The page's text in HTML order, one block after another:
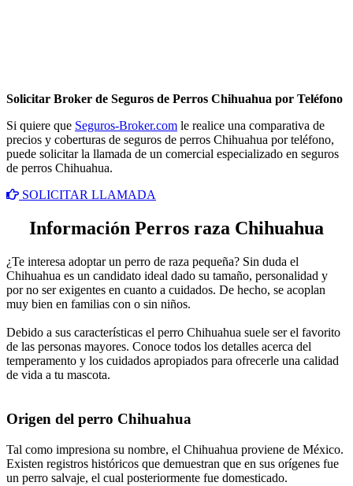
Solicitar Broker de Seguros de Perros Chihuahua por Teléfono
Si quiere que Seguros-Broker.com le realice una comparativa de
precios y coberturas de seguros de perros Chihuahua por teléfono,
puede solicitar la llamada de un comercial especializado en seguros
de perros Chihuahua.
SOLICITAR LLAMADA
Información Perros raza Chihuahua
¿Te interesa adoptar un perro de raza pequeña? Sin duda el
Chihuahua es un candidato ideal dado su tamaño, personalidad y
por no ser exigentes en cuanto a cuidados. De hecho, se acoplan
muy bien en familias con o sin niños.
Debido a sus características el perro Chihuahua suele ser el favorito
de las personas mayores. Conoce todos los detalles acerca del
temperamento y los cuidados apropiados para ofrecerle una calidad
de vida a tu mascota.
Origen del perro Chihuahua
Tal como impresiona su nombre, el Chihuahua proviene de México.
Existen registros históricos que demuestran que en sus orígenes fue
un perro salvaje, el cual posteriormente fue domesticado.